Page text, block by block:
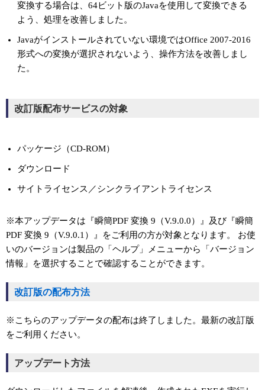
変換する場合は、64ビット版のJavaを使用して変換できる
よう、処理を改善しました。
Javaがインストールされていない環境ではOffice 2007-2016
形式への変換が選択されないよう、操作方法を改善しまし
た。
改訂版配布サービスの対象
パッケージ（CD-ROM）
ダウンロード
サイトライセンス／シンクライアントライセンス
※本アップデータは『瞬簡PDF 変換 9（V.9.0.0）』及び『瞬簡
PDF 変換 9（V.9.0.1）』をご利用の方が対象となります。 お使
いのバージョンは製品の「ヘルプ」メニューから「バージョン
情報」を選択することで確認することができます。
改訂版の配布方法
※こちらのアップデータの配布は終了しました。最新の改訂版
をご利用ください。
アップデート方法